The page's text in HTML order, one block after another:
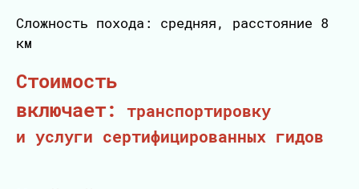
Сложность похода: средняя, расстояние 8
км
Стоимость
включает:
транспортировку
и услуги сертифицированных гидов